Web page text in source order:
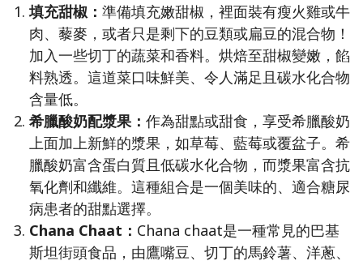
填充甜椒： 準備填充嫩甜椒，裡面裝有瘦火雞或牛
肉、藜麥，或者只是剩下的豆類或扁豆的混合物！
加入一些切丁的蔬菜和香料。烘焙至甜椒變嫩，餡
料熟透。這道菜口味鮮美、令人滿足且碳水化合物
含量低。
希臘酸奶配漿果： 作為甜點或甜食，享受希臘酸奶
上面加上新鮮的漿果，如草莓、藍莓或覆盆子。希
臘酸奶富含蛋白質且低碳水化合物，而漿果富含抗
氧化劑和纖維。這種組合是一個美味的、適合糖尿
病患者的甜點選擇。
Chana Chaat： Chana chaat是一種常見的巴基
斯坦街頭食品，由鷹嘴豆、切丁的馬鈴薯、洋蔥、